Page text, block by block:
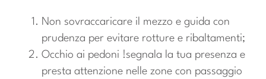
Non sovraccaricare il mezzo e guida con
prudenza per evitare rotture e ribaltamenti;
Occhio ai pedoni !segnala la tua presenza e
presta attenzione nelle zone con passaggio